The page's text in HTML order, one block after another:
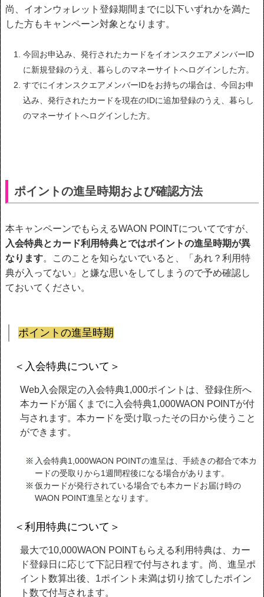
尚、イオンウォレット登録期間までに以下いずれかを満た
した方もキャンペーン対象となります。
今回お申込み、発行されたカードをイオンスクエアメンバーID
に新規登録のうえ、暮らしのマネーサイトへログインした方。
すでにイオンスクエアメンバーIDをお持ちの場合は、今回お申
込み、発行されたカードを現在のIDに追加登録のうえ、暮らし
のマネーサイトへログインした方。
ポイントの進呈時期および確認方法
本キャンペーンでもらえるWAON POINTについてですが、
入会特典とカード利用特典とではポイントの進呈時期が異
なります。このことを知らないでいると、「あれ？利用特
典が入ってない」と嫌な思いをしてしまうので予め確認し
ておいてください。
ポイントの進呈時期
＜入会特典について＞
Web入会限定の入会特典1,000ポイントは、登録住所へ
本カードが届くまでに入会特典1,000WAON POINTが付
与されます。本カードを受け取ったその日から使うこと
ができます。
入会特典1,000WAON POINTの進呈は、手続きの都合で本カ
ードの受取りから1週間程後になる場合があります。
仮カードが発行されている場合でも本カードお届け時の
WAON POINT進呈となります。
＜利用特典について＞
最大で10,000WAON POINTもらえる利用特典は、カー
ド登録日に応じて下記日程で付与されます。尚、進呈ポ
イント数算出後、1ポイント未満は切り捨てしたポイン
ト数で付与されます。